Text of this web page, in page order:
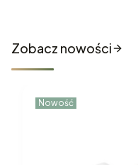
Zobacz nowości
Nowość